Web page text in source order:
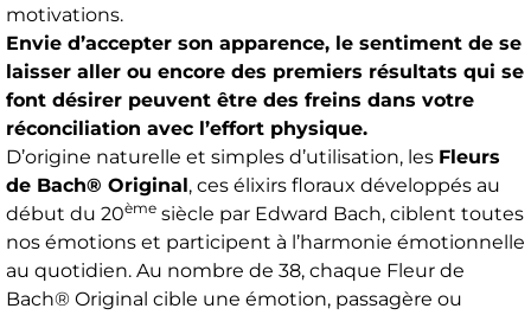
motivations.
Envie d’accepter son apparence, le sentiment de se
laisser aller ou encore des premiers résultats qui se
font désirer peuvent être des freins dans votre
réconciliation avec l’effort physique.
D’origine naturelle et simples d’utilisation, les Fleurs
de Bach® Original, ces élixirs floraux développés au
début du 20ème siècle par Edward Bach, ciblent toutes
nos émotions et participent à l’harmonie émotionnelle
au quotidien. Au nombre de 38, chaque Fleur de
Bach® Original cible une émotion, passagère ou